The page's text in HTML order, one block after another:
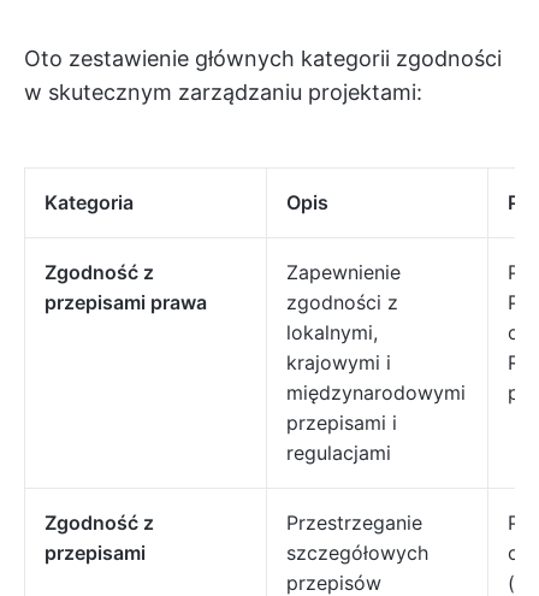
Oto zestawienie głównych kategorii zgodności
w skutecznym zarządzaniu projektami:
Kategoria Opis
Zgodność z
przepisami prawa
Zapewnienie
zgodności z
lokalnymi,
krajowymi i
międzynarodowymi
przepisami i
regulacjami
Zgodność z
przepisami
Przestrzeganie
szczegółowych
przepisów